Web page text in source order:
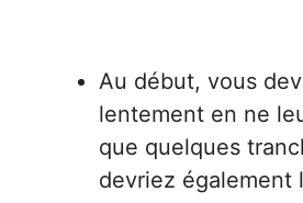
Au début, vous
lentement en ne
que quelques
devriez également